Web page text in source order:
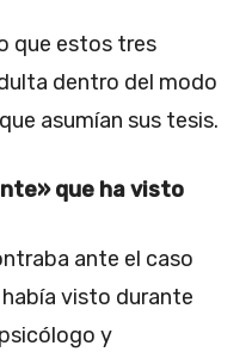
que estos tres
dentro del modo
asumían sus tesis.
que ha visto
ante el caso
visto durante
y